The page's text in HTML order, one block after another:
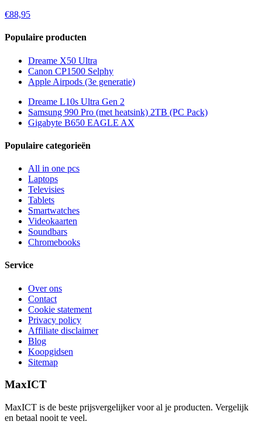
€88,95
Populaire producten
Dreame X50 Ultra
Canon CP1500 Selphy
Apple Airpods (3e generatie)
Dreame L10s Ultra Gen 2
Samsung 990 Pro (met heatsink) 2TB (PC Pack)
Gigabyte B650 EAGLE AX
Populaire categorieën
All in one pcs
Laptops
Televisies
Tablets
Smartwatches
Videokaarten
Soundbars
Chromebooks
Service
Over ons
Contact
Cookie statement
Privacy policy
Affiliate disclaimer
Blog
Koopgidsen
Sitemap
MaxICT
MaxICT is de beste prijsvergelijker voor al je producten. Vergelijk
en betaal nooit te veel.